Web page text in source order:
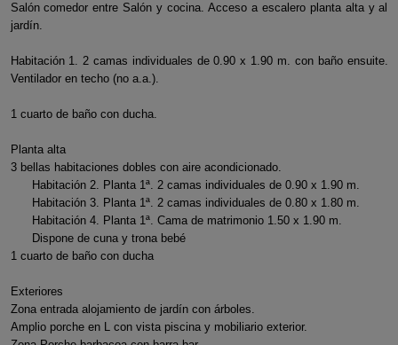
Salón comedor entre Salón y cocina. Acceso a escalero planta alta y al
jardín.
Habitación 1. 2 camas individuales de 0.90 x 1.90 m. con baño ensuite.
Ventilador en techo (no a.a.).
1 cuarto de baño con ducha.
Planta alta
3 bellas habitaciones dobles con aire acondicionado.
Habitación 2. Planta 1ª. 2 camas individuales de 0.90 x 1.90 m.
Habitación 3. Planta 1ª. 2 camas individuales de 0.80 x 1.80 m.
Habitación 4. Planta 1ª. Cama de matrimonio 1.50 x 1.90 m.
Dispone de cuna y trona bebé
1 cuarto de baño con ducha
Exteriores
Zona entrada alojamiento de jardín con árboles.
Amplio porche en L con vista piscina y mobiliario exterior.